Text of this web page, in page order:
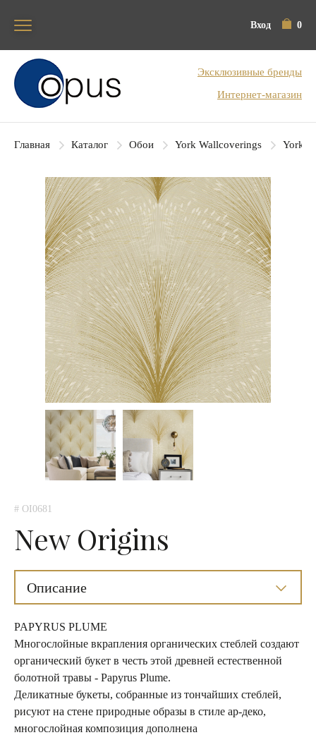
Вход 0
Блок поиска
Эксклюзивные бренды
Интернет-магазин
Главная Каталог Обои York Wallcoverings York
# OI0681
New Origins
Описание
PAPYRUS PLUME
Многослойные вкрапления органических стеблей создают
органический букет в честь этой древней естественной
болотной травы - Papyrus Plume.
Деликатные букеты, собранные из тончайших стеблей,
рисуют на стене природные образы в стиле ар-деко,
многослойная композиция дополнена